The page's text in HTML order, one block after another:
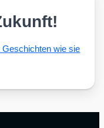
wie sie